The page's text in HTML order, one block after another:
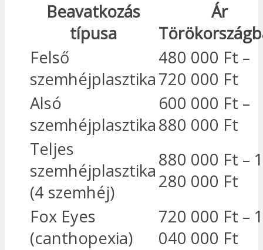
Beavatkozás
típusa
Ár
Felső
szemhéjplasztika
480 000 Ft –
720 000 Ft
Alsó
szemhéjplasztika
600 000 Ft –
880 000 Ft
Teljes
szemhéjplasztika
(4 szemhéj)
880 000 Ft – 1
280 000 Ft
Fox Eyes
(canthopexia)
720 000 Ft – 1
040 000 Ft